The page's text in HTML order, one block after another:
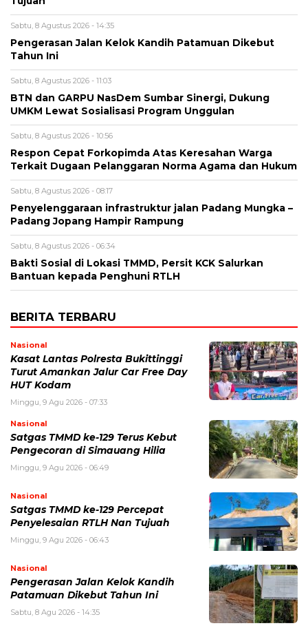
Sabtu, 8 Agustus 2026 - 14:35
Pengerasan Jalan Kelok Kandih Patamuan Dikebut
Tahun Ini
Sabtu, 8 Agustus 2026 - 11:03
BTN dan GARPU NasDem Sumbar Sinergi, Dukung
UMKM Lewat Sosialisasi Program Unggulan
Sabtu, 8 Agustus 2026 - 10:56
Respon Cepat Forkopimda Atas Keresahan Warga
Terkait Dugaan Pelanggaran Norma Agama dan Hukum
Sabtu, 8 Agustus 2026 - 08:17
Penyelenggaraan infrastruktur jalan Padang Mungka –
Padang Jopang Hampir Rampung
Sabtu, 8 Agustus 2026 - 06:34
Bakti Sosial di Lokasi TMMD, Persit KCK Salurkan
Bantuan kepada Penghuni RTLH
BERITA TERBARU
Nasional
Kasat Lantas Polresta Bukittinggi
Turut Amankan Jalur Car Free Day
HUT Kodam
Minggu, 9 Agu 2026 - 07:33
Nasional
Satgas TMMD ke-129 Terus Kebut
Pengecoran di Simauang Hilia
Minggu, 9 Agu 2026 - 06:49
Nasional
Satgas TMMD ke-129 Percepat
Penyelesaian RTLH Nan Tujuah
Minggu, 9 Agu 2026 - 06:43
Nasional
Pengerasan Jalan Kelok Kandih
Patamuan Dikebut Tahun Ini
Sabtu, 8 Agu 2026 - 14:35